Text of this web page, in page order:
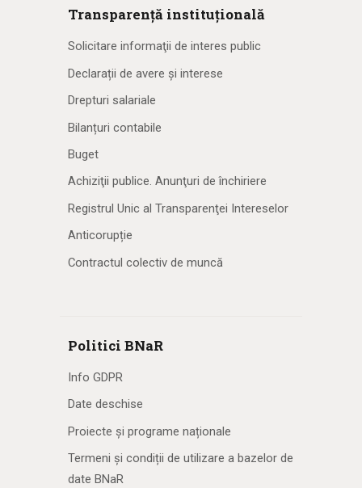
Transparență instituțională
Solicitare informaţii de interes public
Declarații de avere și interese
Drepturi salariale
Bilanțuri contabile
Buget
Achiziţii publice. Anunţuri de închiriere
Registrul Unic al Transparenţei Intereselor
Anticorupție
Contractul colectiv de muncă
Politici BNaR
Info GDPR
Date deschise
Proiecte și programe naționale
Termeni și condiții de utilizare a bazelor de
date BNaR